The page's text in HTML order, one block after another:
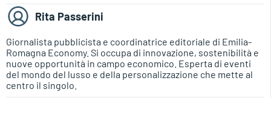
Rita Passerini
Giornalista pubblicista e coordinatrice editoriale di Emilia-
Romagna Economy. Si occupa di innovazione, sostenibilità e
nuove opportunità in campo economico. Esperta di eventi
del mondo del lusso e della personalizzazione che mette al
centro il singolo.